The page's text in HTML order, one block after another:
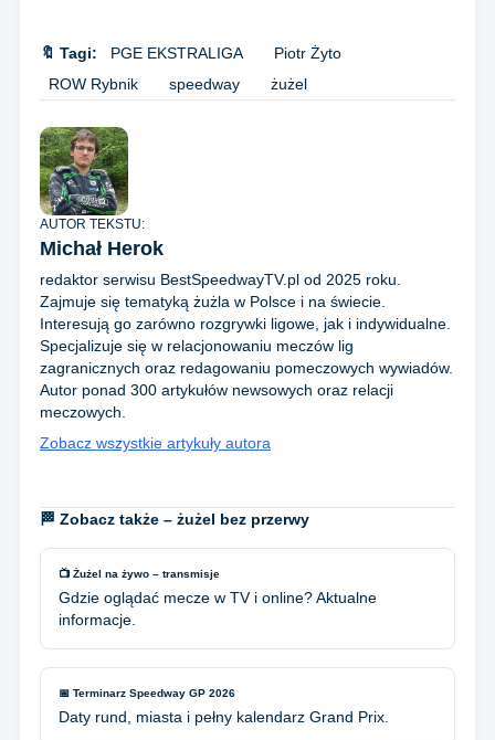
🔖 Tagi: PGE EKSTRALIGA
Piotr Żyto
ROW Rybnik
speedway żużel
AUTOR TEKSTU:
Michał Herok
redaktor serwisu BestSpeedwayTV.pl od 2025 roku.
Zajmuje się tematyką żużla w Polsce i na świecie.
Interesują go zarówno rozgrywki ligowe, jak i indywidualne.
Specjalizuje się w relacjonowaniu meczów lig
zagranicznych oraz redagowaniu pomeczowych wywiadów.
Autor ponad 300 artykułów newsowych oraz relacji
meczowych.
Zobacz wszystkie artykuły autora
🏁 Zobacz także – żużel bez przerwy
📺 Żużel na żywo – transmisje
Gdzie oglądać mecze w TV i online? Aktualne
informacje.
📅 Terminarz Speedway GP 2026
Daty rund, miasta i pełny kalendarz Grand Prix.